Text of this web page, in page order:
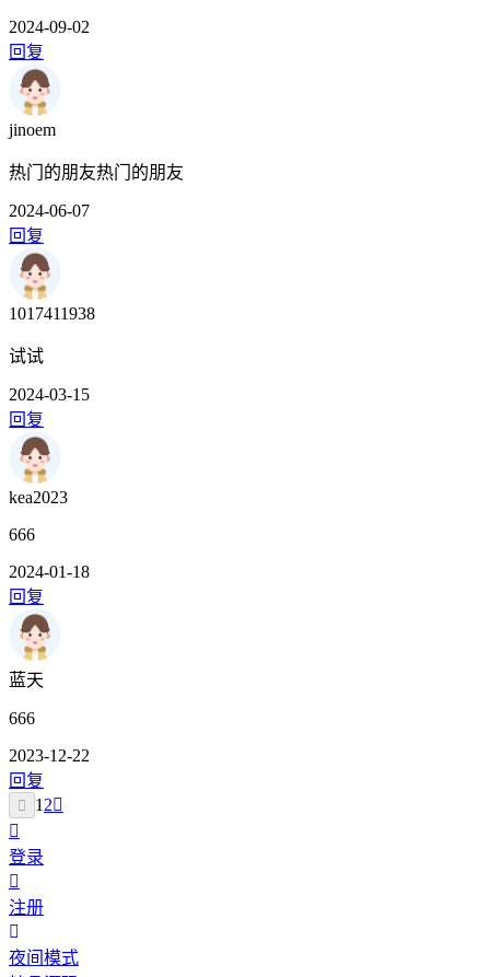
2024-09-02
回复
jinoem
热门的朋友热门的朋友
2024-06-07
回复
1017411938
试试
2024-03-15
回复
kea2023
666
2024-01-18
回复
蓝天
666
2023-12-22
回复
12
登录
注册
夜间模式